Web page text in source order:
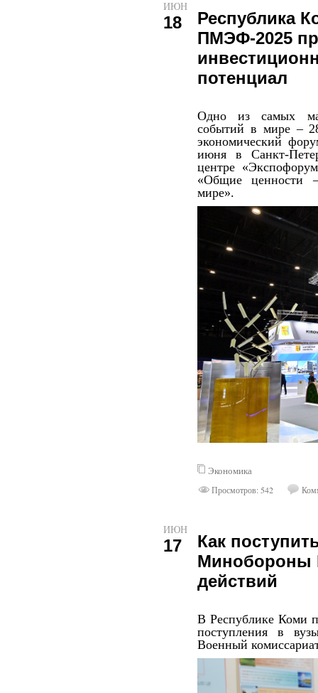
ИЮН
18
Республика
ПМЭФ-2025
потенциал
Одно из самых
событий в мире –
экономический
июня в Санкт-
центре
«Общие ценности
мире».
Экономика
Просмотров: 542
ИЮН
17
Как
Минобороны
действий
В Республике Коми
поступления в
Военный